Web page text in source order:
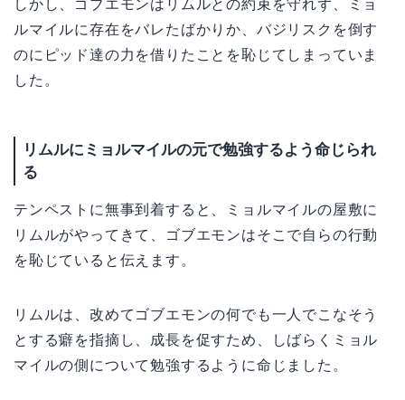
しかし、ゴブエモンはリムルとの約束を守れず、ミョ
ルマイルに存在をバレたばかりか、バジリスクを倒す
のにピッド達の力を借りたことを恥じてしまっていま
した。
リムルにミョルマイルの元で勉強するよう命じられ
る
テンペストに無事到着すると、ミョルマイルの屋敷に
リムルがやってきて、ゴブエモンはそこで自らの行動
を恥じていると伝えます。
リムルは、改めてゴブエモンの何でも一人でこなそう
とする癖を指摘し、成長を促すため、しばらくミョル
マイルの側について勉強するように命じました。